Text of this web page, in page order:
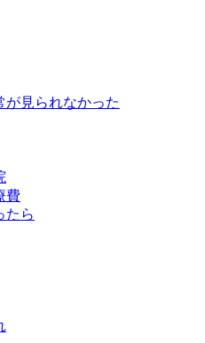
が見られなかった
費
たら